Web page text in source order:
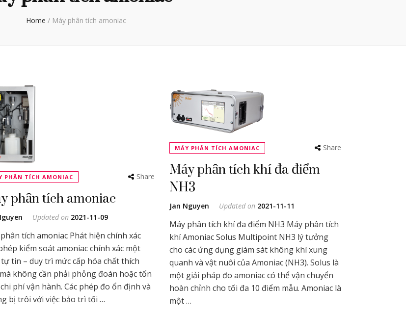
Home / Máy phân tích amoniac
PHÂN TÍCH AMONIAC Share
phân tích amoniac
Updated on 2021-11-09
tích amoniac Phát hiện chính xác
kiểm soát amoniac chính xác một
tự tin – duy trì mức cấp hóa chất thích
không cần phải phỏng đoán hoặc tốn
phí vận hành. Các phép đo ổn định và
bị trôi với việc bảo trì tối …
MÁY PHÂN TÍCH AMONIAC Share
Máy phân tích khí đa điểm
NH3
Jan Nguyen Updated on 2021-11-11
Máy phân tích khí đa điểm NH3 Máy phân tích
khí Amoniac Solus Multipoint NH3 lý tưởng
cho các ứng dụng giám sát không khí xung
quanh và vật nuôi của Amoniac (NH3). Solus là
một giải pháp đo amoniac có thể vận chuyển
hoàn chỉnh cho tối đa 10 điểm mẫu. Amoniac là
một …